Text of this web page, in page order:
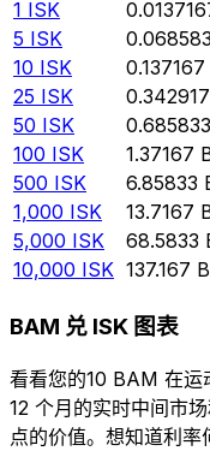
1 ISK
5 ISK
10 ISK 0.137167
25 ISK 0.342917
50 ISK 0.685833
100 ISK 1.37167
500 ISK 6.85833
1,000 ISK 13.7167
5,000 ISK 68.5833
10,000 ISK 137.167
BAM 兑 ISK 图表
看看您的10 BAM 在
12 个月的实时中间市
点的价值。想知道利